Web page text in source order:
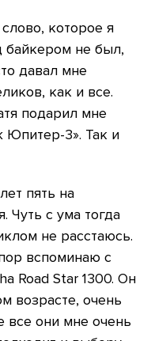
которое я
байкером не был,
давал мне
как и все.
подарил мне
Юпитер-3». Так и
пять на
Чуть с ума тогда
не расстаюсь.
вспоминаю с
Road Star 1300. Он
возрасте, очень
все они мне очень